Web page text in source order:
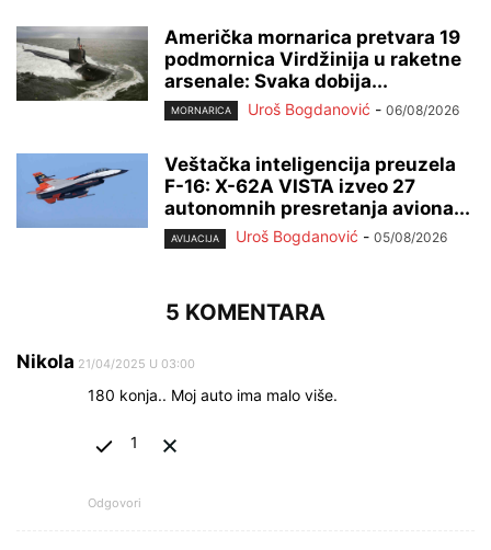
Američka mornarica pretvara 19
podmornica Virdžinija u raketne
arsenale: Svaka dobija...
MORNARICA Uroš Bogdanović - 06/08/2026
Veštačka inteligencija preuzela
F-16: X-62A VISTA izveo 27
autonomnih presretanja aviona...
AVIJACIJA Uroš Bogdanović - 05/08/2026
5 KOMENTARA
Nikola 21/04/2025 U 03:00
180 konja.. Moj auto ima malo više.
1
Odgovori